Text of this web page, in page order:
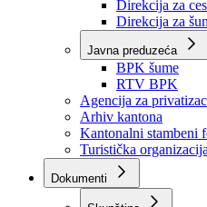
Direkcije
Direkcija za
Direkcija za
Direkcija za
Javna preduzeća
BPK šume
RTV BPK
Agencija za
Arhiv kantona
Kantonalni stambeni
Turistička organizacija